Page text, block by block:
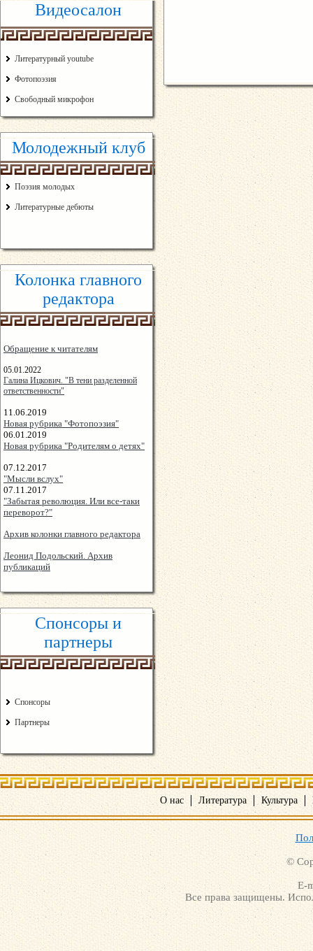
Видеосалон
Литературный youtube
Фотопоэзия
Свободный микрофон
Молодежный клуб
Поэзия молодых
Литературные дебюты
Колонка главного
редактора
Обращение к читателям
05.01.2022
Галина Ицкович. "В тени разделенной
ответственности"
11.06.2019
Новая рубрика "Фотопоэзия"
06.01.2019
Новая рубрика "Родителям о детях"
07.12.2017
"Мысли вслух"
07.11.2017
"Забытая революция. Или все-таки
переворот?"
Архив колонки главного редактора
Леонид Подольский. Архив
публикаций
Спонсоры и
партнеры
Спонсоры
Партнеры
О нас Литература Культура
©
E-
Все права защищены.